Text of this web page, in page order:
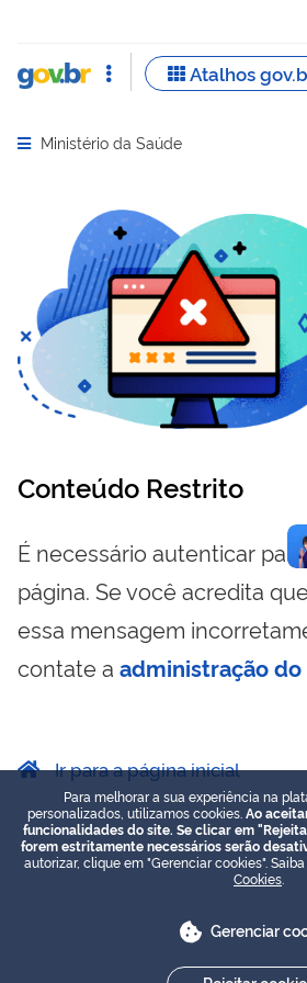
Abrir menu principal de navegação
Ministério da Saúde
Conteúdo Restrito
É necessário autenticar
página. Se você acredita
essa mensagem
contate a administração
Ir para a página inicial
Para melhorar a sua experiência na
personalizados, utilizamos cookies. Ao
funcionalidades do site. Se clicar em
forem estritamente necessários serão
autorizar, clique em "Gerenciar cookies".
Cookies
Gerenciar